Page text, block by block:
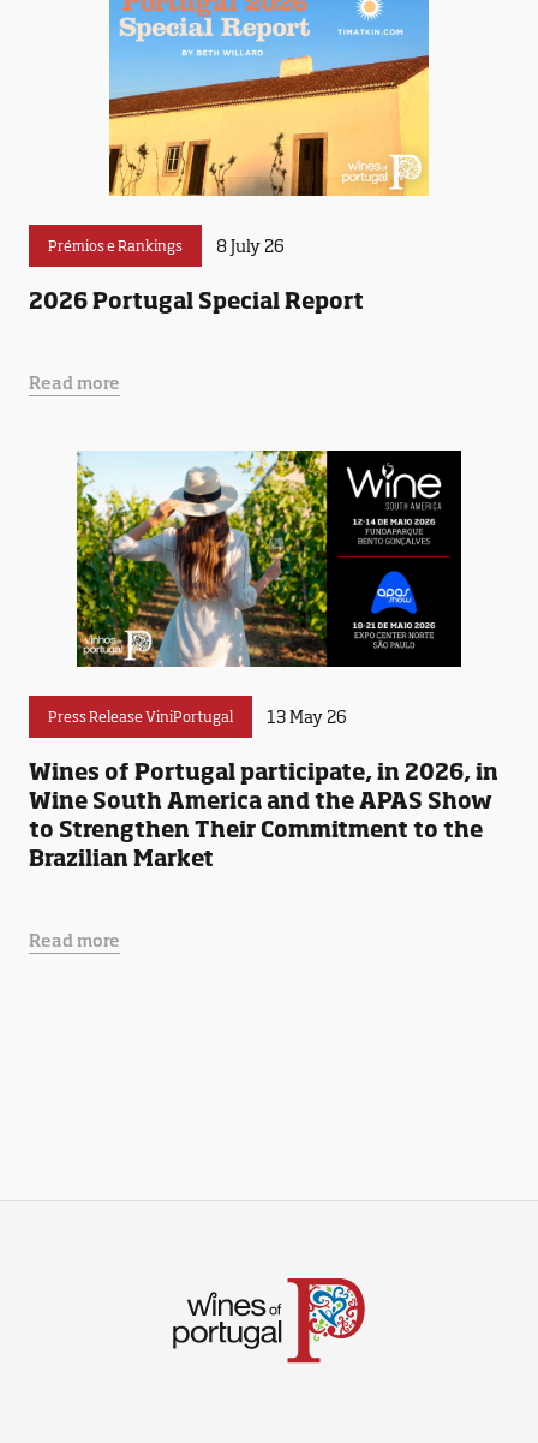
Prémios e Rankings 8 July 26
2026 Portugal Special Report
Read more
Press Release ViniPortugal 13 May 26
Wines of Portugal participate, in 2026, in
Wine South America and the APAS Show
to Strengthen Their Commitment to the
Brazilian Market
Read more